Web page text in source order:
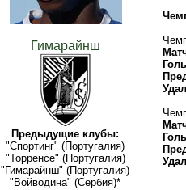
Гимарайнш
Предыдущие клубы:
"Спортинг" (Португалия)
"Торренсе" (Португалия)
"Гимарайнш" (Португалия)
"Войводина" (Сербия)*